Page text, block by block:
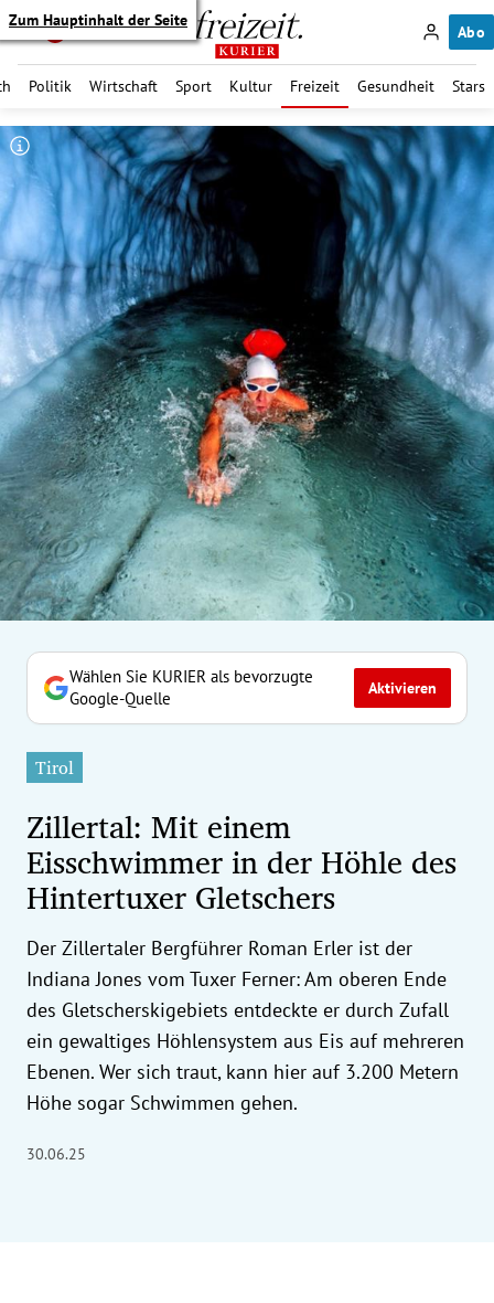
Zum Hauptinhalt der Seite
Abo
Politik Wirtschaft Sport Kultur Freizeit Gesundheit Stars
Untermenü
Untermenü
Untermenü
Untermenü
Untermenü
Untermenü
Untermenü
Untermenü
Untermenü
Untermenü
Wählen Sie KURIER als bevorzugte
Google-Quelle
Aktivieren
Tirol
Zillertal: Mit einem
Eisschwimmer in der Höhle des
Hintertuxer Gletschers
Der Zillertaler Bergführer Roman Erler ist der
Indiana Jones vom Tuxer Ferner: Am oberen Ende
des Gletscherskigebiets entdeckte er durch Zufall
ein gewaltiges Höhlensystem aus Eis auf mehreren
Ebenen. Wer sich traut, kann hier auf 3.200 Metern
Höhe sogar Schwimmen gehen.
30.06.25